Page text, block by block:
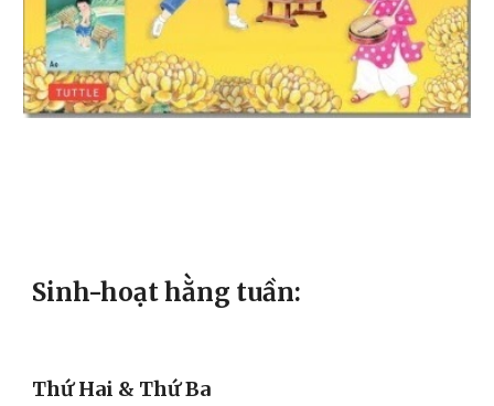
Sinh-hoạt hằng tuần:
Thứ Hai & Thứ Ba